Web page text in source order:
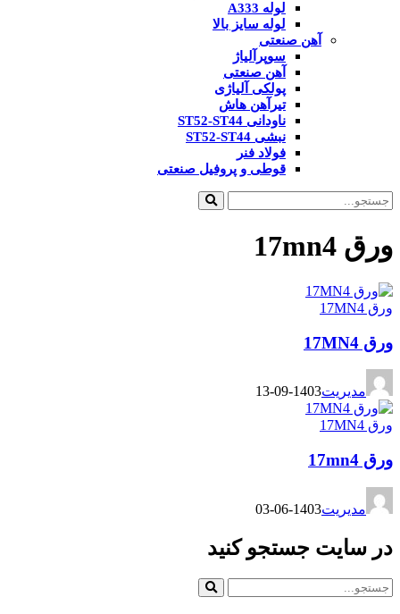
لوله A333
لوله سایز بالا
آهن صنعتی
سوپرآلیاژ
آهن صنعتی
پولکی آلیاژی
تیرآهن هاش
ناودانی ST52-ST44
نبشی ST52-ST44
فولاد فنر
قوطی و پروفیل صنعتی
ورق 17mn4
ورق 17MN4
ورق 17MN4
مدیریت1403-09-13
ورق 17MN4
ورق 17mn4
مدیریت1403-06-03
در سایت جستجو کنید